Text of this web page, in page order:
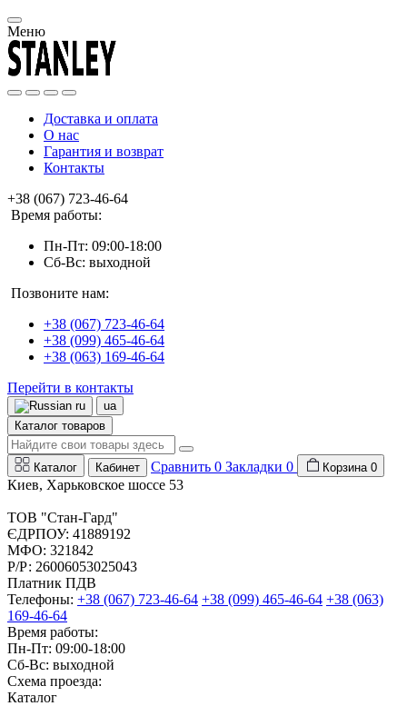
Меню
Доставка и оплата
О нас
Гарантия и возврат
Контакты
+38 (067) 723-46-64
Время работы:
Пн-Пт: 09:00-18:00
Сб-Вс: выходной
Позвоните нам:
+38 (067) 723-46-64
+38 (099) 465-46-64
+38 (063) 169-46-64
Перейти в контакты
ru
ua
Каталог товаров
Каталог Кабинет Сравнить 0 Закладки 0 Корзина 0
Киев, Харьковское шоссе 53
ТОВ "Стан-Гард"
ЄДРПОУ: 41889192
МФО: 321842
Р/Р: 26006053025043
Платник ПДВ
Телефоны: +38 (067) 723-46-64 +38 (099) 465-46-64 +38 (063)
169-46-64
Время работы:
Пн-Пт: 09:00-18:00
Сб-Вс: выходной
Схема проезда:
Каталог